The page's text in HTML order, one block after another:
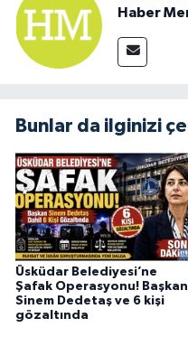
Haber
Bunlar da ilginizi
Üsküdar Belediyesi’ne
Şafak Operasyonu! Başkan
Sinem Dedetaş ve 6 kişi
gözaltında